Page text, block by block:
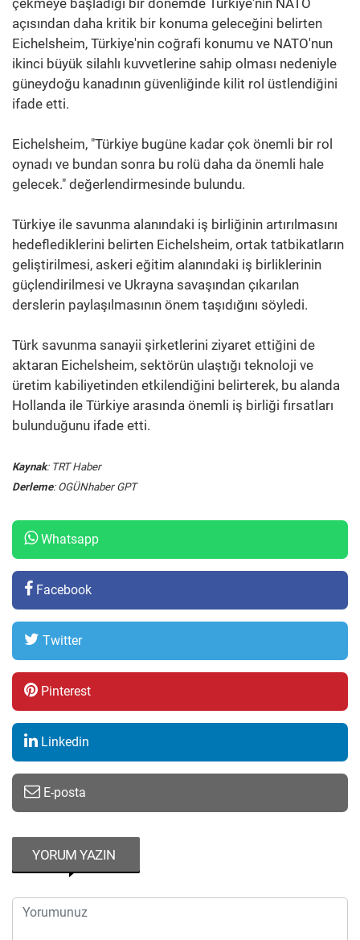
açısından daha kritik bir konuma geleceğini belirten
Eichelsheim, Türkiye'nin coğrafi konumu ve NATO'nun
ikinci büyük silahlı kuvvetlerine sahip olması nedeniyle
güneydoğu kanadının güvenliğinde kilit rol üstlendiğini
ifade etti.
Eichelsheim, "Türkiye bugüne kadar çok önemli bir rol
oynadı ve bundan sonra bu rolü daha da önemli hale
gelecek." değerlendirmesinde bulundu.
Türkiye ile savunma alanındaki iş birliğinin artırılmasını
hedeflediklerini belirten Eichelsheim, ortak tatbikatların
geliştirilmesi, askeri eğitim alanındaki iş birliklerinin
güçlendirilmesi ve Ukrayna savaşından çıkarılan
derslerin paylaşılmasının önem taşıdığını söyledi.
Türk savunma sanayii şirketlerini ziyaret ettiğini de
aktaran Eichelsheim, sektörün ulaştığı teknoloji ve
üretim kabiliyetinden etkilendiğini belirterek, bu alanda
Hollanda ile Türkiye arasında önemli iş birliği fırsatları
bulunduğunu ifade etti.
Kaynak: TRT Haber
Derleme: OGÜNhaber GPT
Whatsapp
Facebook
Twitter
Pinterest
Linkedin
E-posta
YORUM YAZIN